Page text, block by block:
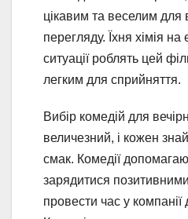
цікавим та веселим для
перегляду. Їхня хімія на
ситуації роблять цей
легким для сприйняття.
Вибір комедій для
величезний, і кожен
смак. Комедії
зарядитися
провести час у компанії